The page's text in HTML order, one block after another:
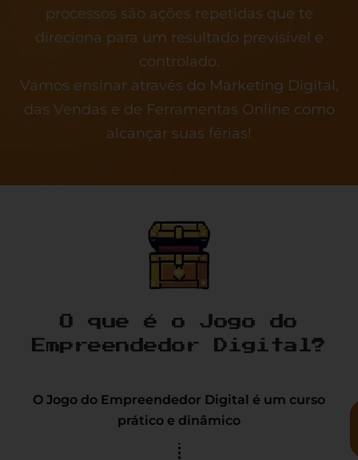
processos são ações repetidas que te
direciona para um resultado previsível e
controlado.
Vamos ensinar através do Marketing Digital,
das Vendas e de Ferramentas Online como
alcançar suas férias!
O que é o Jogo do
Empreendedor Digital?
O Jogo do Empreendedor Digital é um curso
prático e dinâmico